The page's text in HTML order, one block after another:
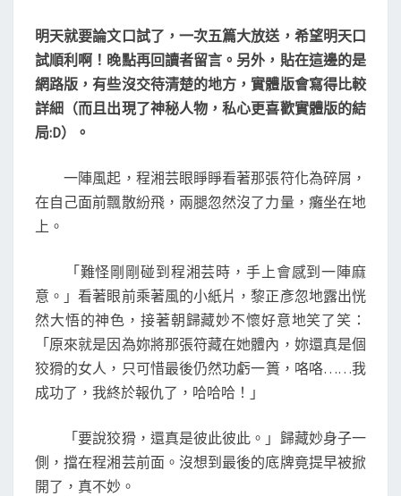
（
1
5
）
完
路
版
（
與
實
體
版
稍
有
不
）
N
S
明天就要論文口試了，一次五篇大放送，希望明天口
試順利啊！晚點再回讀者留言。另外，貼在這邊的是
網路版，有些沒交待清楚的地方，實體版會寫得比較
詳細（而且出現了神秘人物，私心更喜歡實體版的結
局:D）。
一陣風起，程湘芸眼睜睜看著那張符化為碎屑，
在自己面前飄散紛飛，兩腿忽然沒了力量，癱坐在地
上。
「難怪剛剛碰到程湘芸時，手上會感到一陣麻
意。」看著眼前乘著風的小紙片，黎正彥忽地露出恍
然大悟的神色，接著朝歸藏妙不懷好意地笑了笑：
「原來就是因為妳將那張符藏在她體內，妳還真是個
狡猾的女人，只可惜最後仍然功虧一簣，咯咯……我
成功了，我終於報仇了，哈哈哈！」
「要說狡猾，還真是彼此彼此。」歸藏妙身子一
側，擋在程湘芸前面。沒想到最後的底牌竟提早被掀
開了，真不妙。